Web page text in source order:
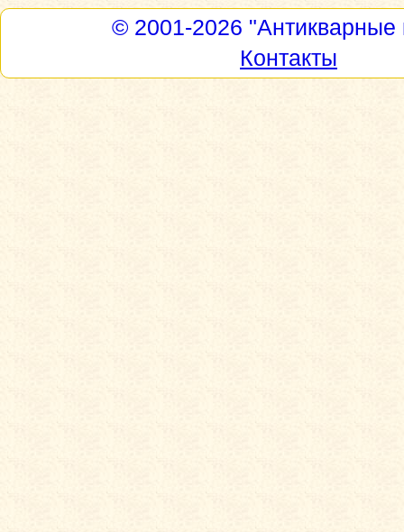
© 2001-2026 "Антикварные
Контакты